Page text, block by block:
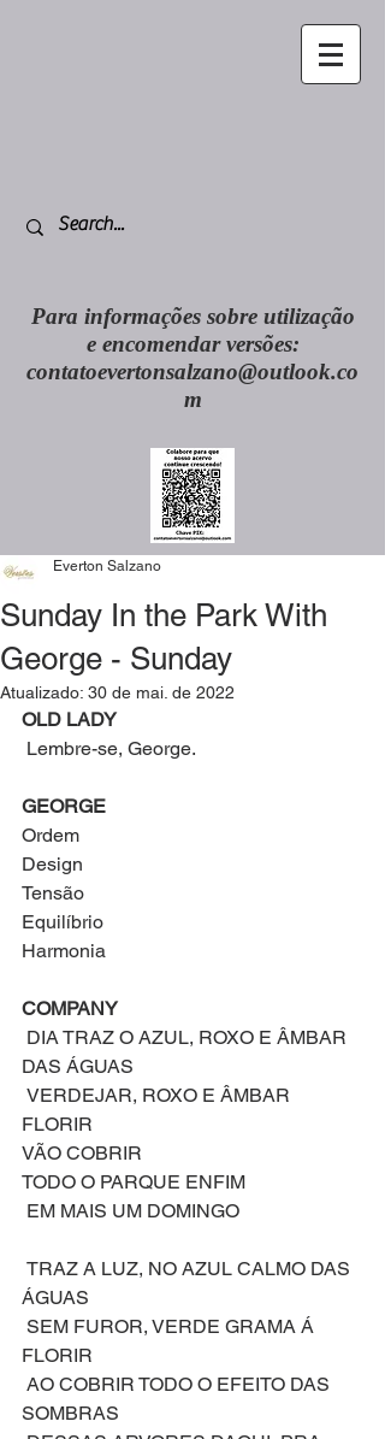
Para informações sobre utilização
e encomendar versões:
contatoevertonsalzano@outlook.co
m
Sunday In the Park With
George - Sunday
Everton Salzano
Atualizado: 30 de mai. de 2022
OLD LADY
Lembre-se, George.
GEORGE
Ordem
Design
Tensão
Equilíbrio
Harmonia
COMPANY
DAS ÁGUAS
FLORIR
VÃO COBRIR
TODO O PARQUE ENFIM
EM MAIS UM DOMINGO
ÁGUAS
FLORIR
SOMBRAS